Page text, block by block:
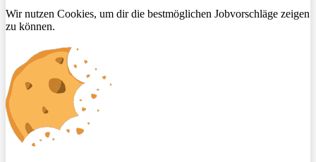
Wir nutzen Cookies, um dir die bestmöglichen Jobvorschläge zeigen
zu können.